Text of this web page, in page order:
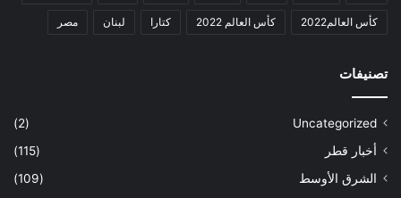
كأس العالم2022 كأس العالم 2022 كتارا لبنان مصر
تصنيفات
Uncategorized
(2)
أخبار قطر
(115)
الشرق الأوسط
(109)